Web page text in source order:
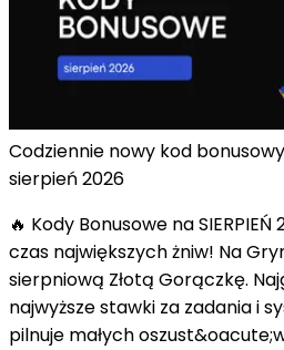
Codziennie nowy kod
sierpień 2026
🔥 Kody Bonusowe na
czas największych żniw! Na
sierpniową Złotą Gorączkę.
najwyższe stawki za zadania i
pilnuje małych